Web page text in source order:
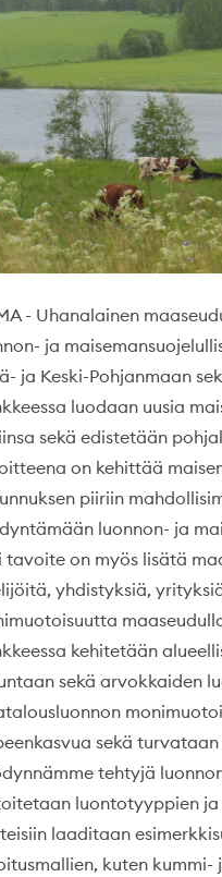
- Uhanalainen
ja
ja Keski-Pohjanmaan
luodaan uusia
sekä edistetään
on kehittää
piiriin
luonnon- ja
tavoite on myös lisätä
yhdistyksiä,
kehitetään
sekä arvokkaiden
sekä
tehtyjä
luontotyyppien
laaditaan
kuten kummi-